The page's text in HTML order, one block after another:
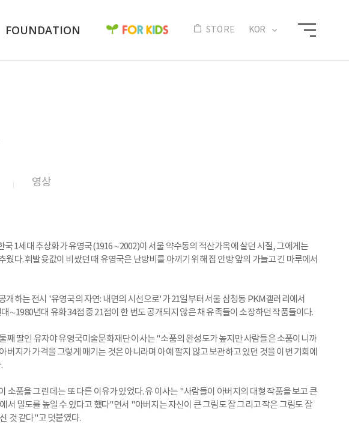
FOUNDATION STORE KOR
영상
국 1세대 추상화가 유영국(1916∼2002)이 서울 약수동의 적산가옥에 살던 시절, 그에게는
웠다. 휘발윳값이 비쌌던 때 유영국은 난방비를 아끼기 위해 집 안방 앞의 가늘고 긴 마루에서
개하는 전시 '유영국의 자연: 내면의 시선으로'가 21일부터 서울 삼청동 PKM갤러리에서
∼1980년대 유화 34점 중 21점이 한 번도 공개되지 않은 채 유족들이 소장하던 작품들이다.
째 딸인 유자야 유영국미술문화재단 이사는 "소품의 완성도가 높지만 사람들은 소품이니까
지가 가격을 그렇게 매기는 것은 아니라며 아예 팔지 않고 보관하고 있던 것을 이번 기회에
소품을 그린 데는 또 다른 이유가 있었다. 유 이사는 "사람들이 아버지의 대형 작품을 보고 큰
서 밀도를 높일 수 있다고 했다"면서 "아버지는 자신이 큰 그림도 잘 그리고 작은 그림도 잘
것 같다"고 덧붙였다.